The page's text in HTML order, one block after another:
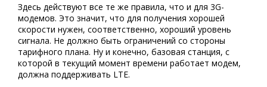
Здесь действуют все те же правила, что и для 3G-
модемов. Это значит, что для получения хорошей
скорости нужен, соответственно, хороший уровень
сигнала. Не должно быть ограничений со стороны
тарифного плана. Ну и конечно, базовая станция, с
которой в текущий момент времени работает модем,
должна поддерживать LTE.